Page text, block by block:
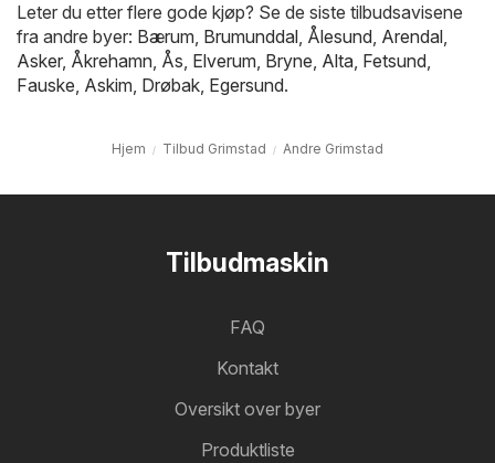
Leter du etter flere gode kjøp? Se de siste tilbudsavisene
fra andre byer: Bærum, Brumunddal, Ålesund, Arendal,
Asker, Åkrehamn, Ås, Elverum, Bryne, Alta, Fetsund,
Fauske, Askim, Drøbak, Egersund.
Hjem Tilbud Grimstad Andre Grimstad
Tilbudmaskin
FAQ
Kontakt
Oversikt over byer
Produktliste